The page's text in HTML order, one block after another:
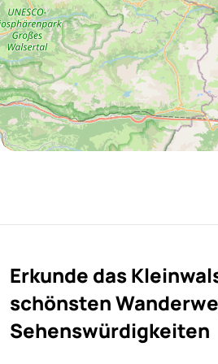
Erkunde das
schönsten
Sehenswürdigkeiten